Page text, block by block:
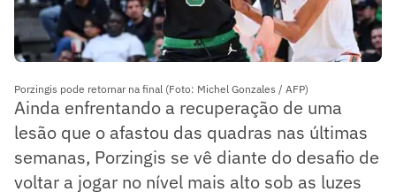
Porzingis pode retornar na final (Foto: Michel Gonzales / AFP)
Ainda enfrentando a recuperação de uma
lesão que o afastou das quadras nas últimas
semanas, Porzingis se vê diante do desafio de
voltar a jogar no nível mais alto sob as luzes